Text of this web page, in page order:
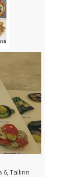
6, Tallinn